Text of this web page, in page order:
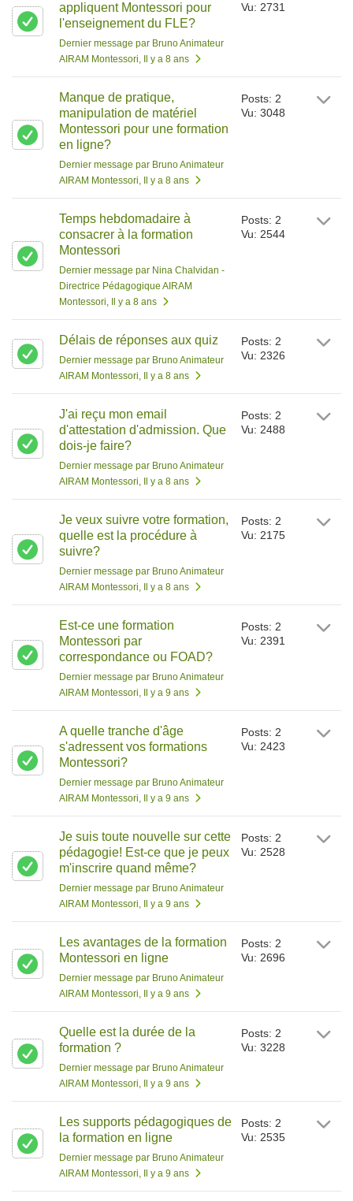
appliquent Montessori pour
l'enseignement du FLE?
Dernier message par Bruno Animateur
AIRAM Montessori, Il y a 8 ans
Vu: 2731
Manque de pratique,
manipulation de matériel
Montessori pour une formation
en ligne?
Dernier message par Bruno Animateur
AIRAM Montessori, Il y a 8 ans
Posts: 2
Vu: 3048
Temps hebdomadaire à
consacrer à la formation
Montessori
Dernier message par Nina Chalvidan -
Directrice Pédagogique AIRAM
Montessori, Il y a 8 ans
Posts: 2
Vu: 2544
Délais de réponses aux quiz
Dernier message par Bruno Animateur
AIRAM Montessori, Il y a 8 ans
Posts: 2
Vu: 2326
J'ai reçu mon email
d'attestation d'admission. Que
dois-je faire?
Dernier message par Bruno Animateur
AIRAM Montessori, Il y a 8 ans
Posts: 2
Vu: 2488
Je veux suivre votre formation,
quelle est la procédure à
suivre?
Dernier message par Bruno Animateur
AIRAM Montessori, Il y a 8 ans
Posts: 2
Vu: 2175
Est-ce une formation
Montessori par
correspondance ou FOAD?
Dernier message par Bruno Animateur
AIRAM Montessori, Il y a 9 ans
Posts: 2
Vu: 2391
A quelle tranche d'âge
s'adressent vos formations
Montessori?
Dernier message par Bruno Animateur
AIRAM Montessori, Il y a 9 ans
Posts: 2
Vu: 2423
Je suis toute nouvelle sur cette
pédagogie! Est-ce que je peux
m'inscrire quand même?
Dernier message par Bruno Animateur
AIRAM Montessori, Il y a 9 ans
Posts: 2
Vu: 2528
Les avantages de la formation
Montessori en ligne
Dernier message par Bruno Animateur
AIRAM Montessori, Il y a 9 ans
Posts: 2
Vu: 2696
Quelle est la durée de la
formation ?
Dernier message par Bruno Animateur
AIRAM Montessori, Il y a 9 ans
Posts: 2
Vu: 3228
Les supports pédagogiques de
la formation en ligne
Dernier message par Bruno Animateur
AIRAM Montessori, Il y a 9 ans
Posts: 2
Vu: 2535